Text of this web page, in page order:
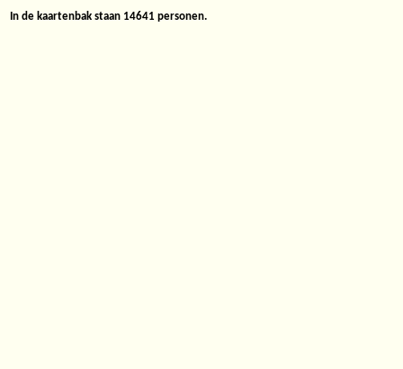
In de kaartenbak staan 14641 personen.